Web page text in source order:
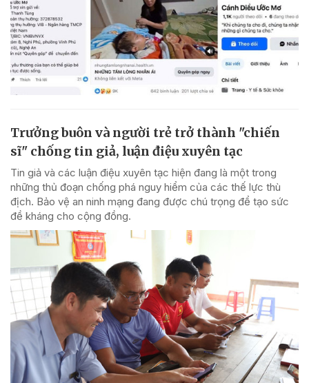
Trưởng buôn và người trẻ trở thành "chiến
sĩ" chống tin giả, luận điệu xuyên tạc
Tin giả và các luận điệu xuyên tạc hiện đang là một trong
những thủ đoạn chống phá nguy hiểm của các thế lực thù
địch. Bảo vệ an ninh mạng đang được chú trọng để tạo sức
đề kháng cho cộng đồng.